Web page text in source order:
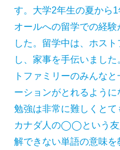
す。大学2年生の夏から
オールへの留学での経
した。留学中は、ホス
し、家事を手伝いまし
トファミリーのみんな
ーションがとれるように
勉強は非常に難しくと
カナダ人の◯◯という友
解できない単語の意味